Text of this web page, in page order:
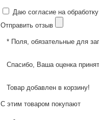
Даю согласие на
Отправить отзыв
* Поля, обязательные для
Спасибо, Ваша оценка
Товар добавлен в корзину!
С этим товаром покупают